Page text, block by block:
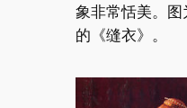
象非常恬美。
的《缝衣》。